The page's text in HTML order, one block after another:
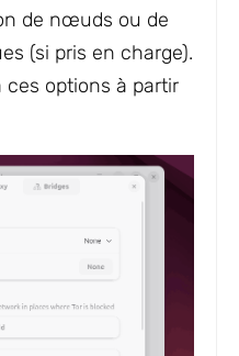
de nœuds ou de
(si pris en charge).
ces options à partir